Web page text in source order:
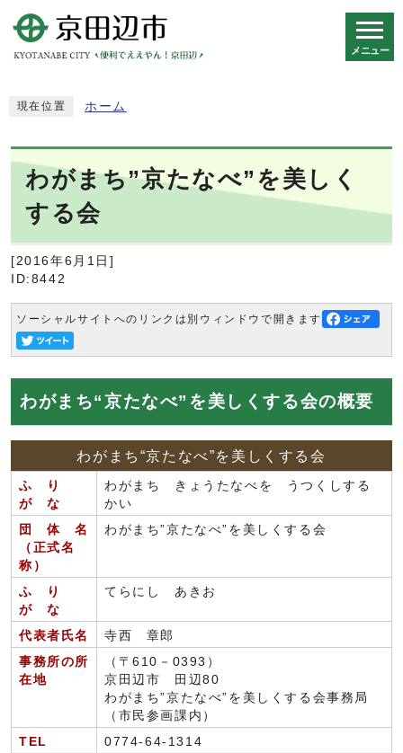
メニュー
現在位置 ホーム
わがまち”京たなべ”を美しく
する会
[2016年6月1日]
ID:8442
ソーシャルサイトへのリンクは別ウィンドウで開きます
わがまち“京たなべ”を美しくする会の概要
わがまち“京たなべ”を美しくする会
ふ り
が な
わがまち きょうたなべを うつくしする
かい
団 体 名
（正式名
称）
わがまち”京たなべ”を美しくする会
ふ り
が な
てらにし あきお
代表者氏名
寺西 章郎
事務所の所
在地
（〒610－0393）
京田辺市 田辺80
わがまち”京たなべ”を美しくする会事務局
（市民参画課内）
TEL
0774-64-1314